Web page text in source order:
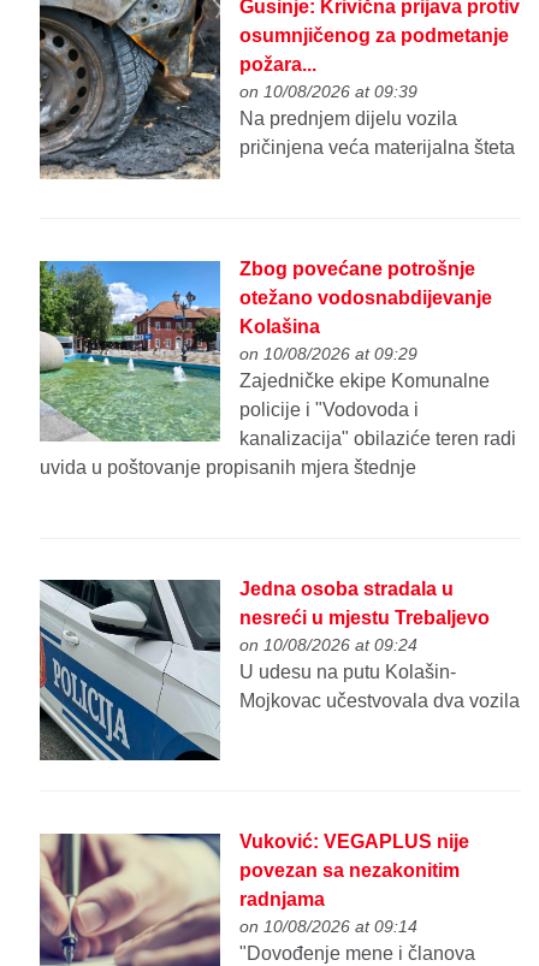
Gusinje: Krivična prijava protiv
osumnjičenog za podmetanje
požara...
on 10/08/2026 at 09:39
Na prednjem dijelu vozila
pričinjena veća materijalna šteta
Zbog povećane potrošnje
otežano vodosnabdijevanje
Kolašina
on 10/08/2026 at 09:29
Zajedničke ekipe Komunalne
policije i "Vodovoda i
kanalizacija" obilaziće teren radi
uvida u poštovanje propisanih mjera štednje
Jedna osoba stradala u
nesreći u mjestu Trebaljevo
on 10/08/2026 at 09:24
U udesu na putu Kolašin-
Mojkovac učestvovala dva vozila
Vuković: VEGAPLUS nije
povezan sa nezakonitim
radnjama
on 10/08/2026 at 09:14
"Dovođenje mene i članova